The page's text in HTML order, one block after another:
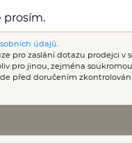
údajů
pro zaslání dotazu prodejci v
pro jinou, zejména soukromou,
před doručením